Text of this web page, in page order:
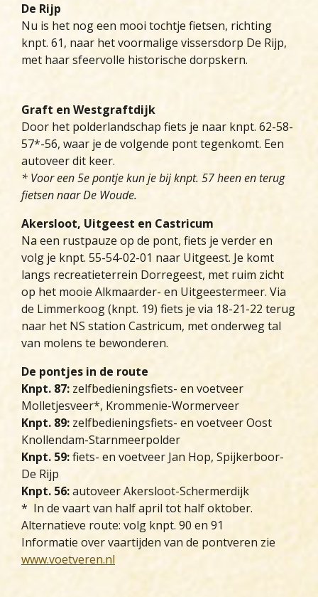
De Rijp
Nu is het nog een mooi tochtje fietsen, richting
knpt. 61, naar het voormalige vissersdorp De Rijp,
met haar sfeervolle historische dorpskern.
Graft en Westgraftdijk
Door het polderlandschap fiets je naar knpt. 62-58-
57*-56, waar je de volgende pont tegenkomt. Een
autoveer dit keer.
* Voor een 5e pontje kun je bij knpt. 57 heen en terug
fietsen naar De Woude.
Akersloot, Uitgeest en Castricum
Na een rustpauze op de pont, fiets je verder en
volg je knpt. 55-54-02-01 naar Uitgeest. Je komt
langs recreatieterrein Dorregeest, met ruim zicht
op het mooie Alkmaarder- en Uitgeestermeer. Via
de Limmerkoog (knpt. 19) fiets je via 18-21-22 terug
naar het NS station Castricum, met onderweg tal
van molens te bewonderen.
De pontjes in de route
Knpt. 87: zelfbedieningsfiets- en voetveer
Molletjesveer*, Krommenie-Wormerveer
Knpt. 89: zelfbedieningsfiets- en voetveer Oost
Knollendam-Starnmeerpolder
Knpt. 59:fiets- en voetveer Jan Hop, Spijkerboor-
De Rijp
Knpt. 56:autoveer Akersloot-Schermerdijk
* In de vaart van half april tot half oktober.
Alternatieve route: volg knpt. 90 en 91
Informatie over vaartijden van de pontveren zie
www.voetveren.nl